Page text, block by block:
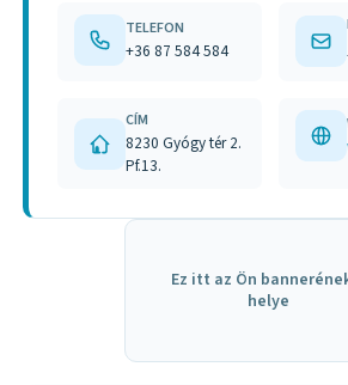
TELEFON
+36 87 584 584
CÍM
8230 Gyógy tér 2.
Pf.13.
Ez itt az Ön
helye